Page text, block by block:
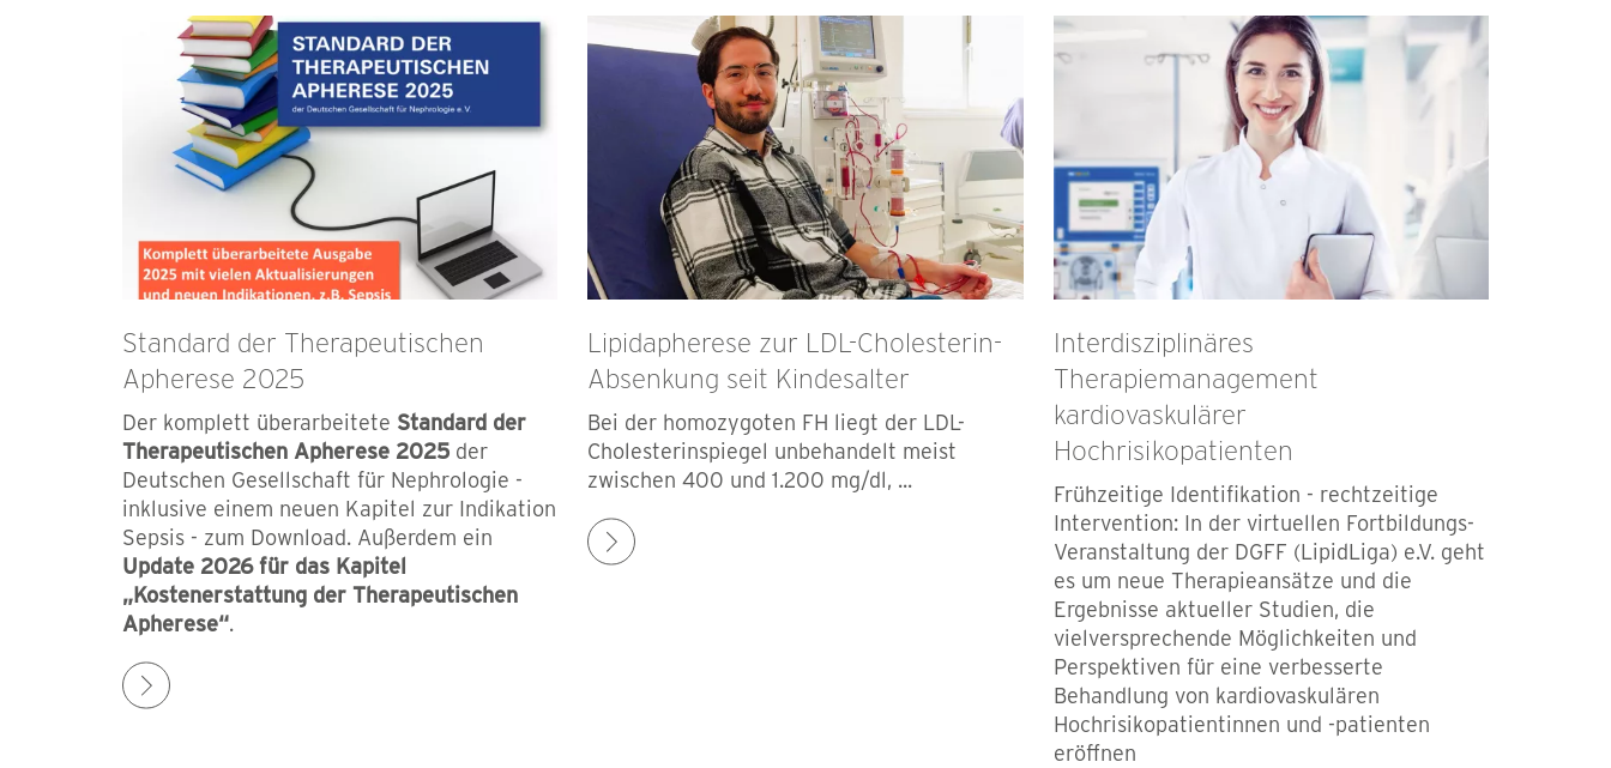
Standard der Therapeutischen
Apherese 2025
Der komplett überarbeitete Standard der
Therapeutischen Apherese 2025 der
Deutschen Gesellschaft für Nephrologie -
inklusive einem neuen Kapitel zur Indikation
Sepsis - zum Download. Außerdem ein
Update 2026 für das Kapitel
„Kostenerstattung der Therapeutischen
Apherese“.
Lipidapherese zur LDL-Cholesterin-
Absenkung seit Kindesalter
Bei der homozygoten FH liegt der LDL-
Cholesterinspiegel unbehandelt meist
zwischen 400 und 1.200 mg/dl, ...
Interdisziplinäres
Therapiemanagement
kardiovaskulärer
Hochrisikopatienten
Frühzeitige Identifikation - rechtzeitige
Intervention: In der virtuellen Fortbildungs-
Veranstaltung der DGFF (LipidLiga) e.V. geht
es um neue Therapieansätze und die
Ergebnisse aktueller Studien, die
vielversprechende Möglichkeiten und
Perspektiven für eine verbesserte
Behandlung von kardiovaskulären
Hochrisikopatientinnen und -patienten
eröffnen